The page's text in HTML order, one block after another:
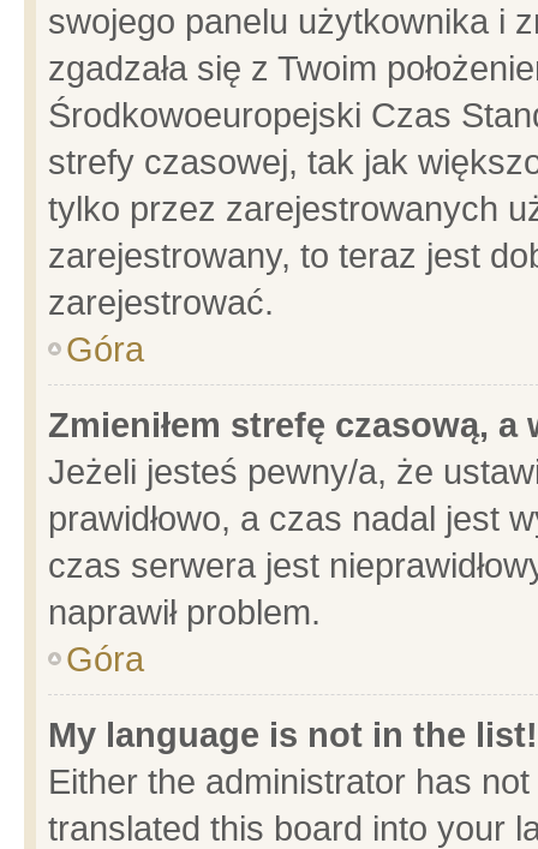
swojego panelu użytkownika i
zgadzała się z Twoim
Środkowoeuropejski Czas
strefy czasowej, tak jak
tylko przez zarejestrowanych
zarejestrowany, to teraz jest
zarejestrować.
Góra
Zmieniłem strefę czasową,
Jeżeli jesteś pewny/a, że
prawidłowo, a czas nadal jest
czas serwera jest
naprawił problem.
Góra
My language is not in the list!
Either the administrator has
translated this board into your